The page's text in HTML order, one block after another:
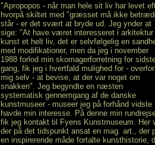
"Apropopos - når man hele sit liv har levet
hvorpå skiltet med "græsset må ikke
står - er det svært at bryde ud. Jeg ynder at
sige: "At have været interesseret i arkitektur
kunst et helt liv, det er selvfølgelig en
med modifikationer, men da jeg i november
1988 forlod min skomagerforretning for
gang, fik jeg i hvertfald mulighed for - overfor
mig selv - at bevise, at der var noget om
snakken". Jeg begyndte en næsten
systematisk gennemgang af de danske
kunstmuseer - museer jeg på forhånd vidste
havde min interesse. På denne min
fik jeg kontakt til Fyens Kunstmuseum. Her
der på det tidspunkt ansat en mag. art., der
en inspirerende måde fortalte kunsthistorie,